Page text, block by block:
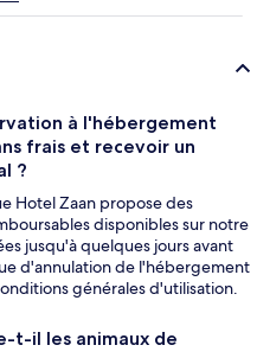
à l'hébergement
frais et recevoir un
?
Hotel Zaan propose des
disponibles sur notre
jusqu'à quelques jours avant
d'annulation de l'hébergement
générales d'utilisation.
t-il les animaux de